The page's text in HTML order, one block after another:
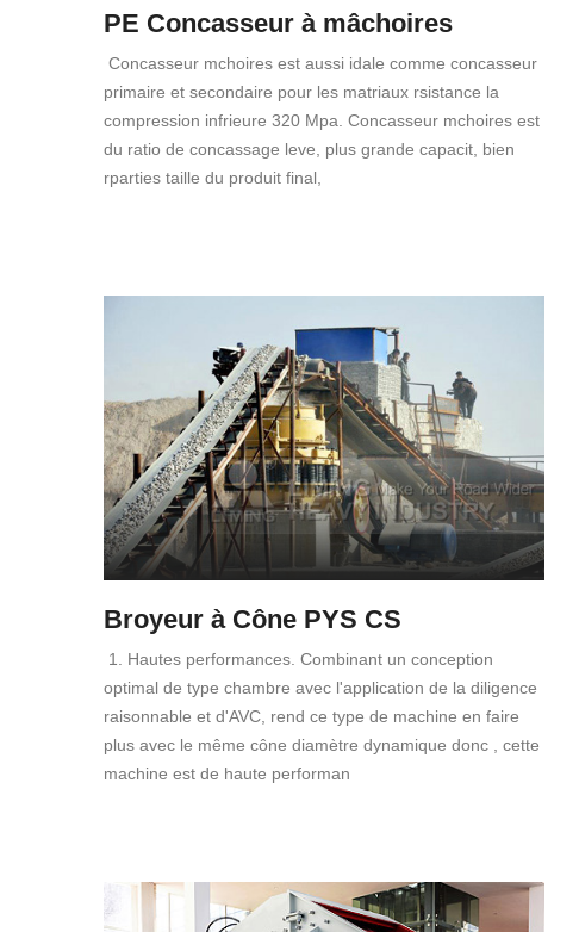
PE Concasseur à mâchoires
Concasseur mchoires est aussi idale comme concasseur
primaire et secondaire pour les matriaux rsistance la
compression infrieure 320 Mpa. Concasseur mchoires est
du ratio de concassage leve, plus grande capacit, bien
rparties taille du produit final,
Broyeur à Cône PYS CS
1. Hautes performances. Combinant un conception
optimal de type chambre avec l'application de la diligence
raisonnable et d'AVC, rend ce type de machine en faire
plus avec le même cône diamètre dynamique donc , cette
machine est de haute performan